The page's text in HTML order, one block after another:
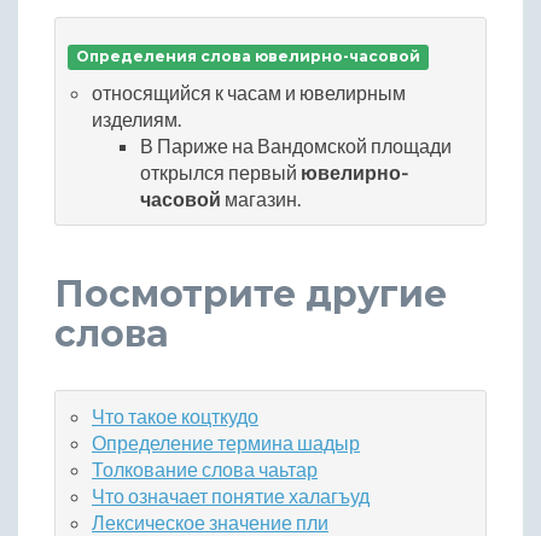
Определения слова ювелирно-часовой
относящийся к часам и ювелирным
изделиям.
В Париже на Вандомской площади
открылся первый ювелирно-
часовой магазин.
Посмотрите другие
слова
Что такое коцткудо
Определение термина шадыр
Толкование слова чаьтар
Что означает понятие халагъуд
Лексическое значение пли